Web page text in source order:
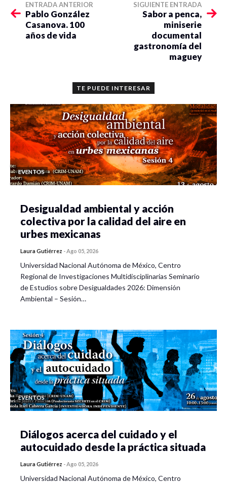
ENTRADA ANTERIOR
Pablo González
Casanova. 100
años de vida
SIGUIENTE ENTRADA
Sabor a penca,
miniserie
documental
gastronomía del
maguey
TE PUEDE INTERESAR
EVENTOS
Desigualdad ambiental y acción
colectiva por la calidad del aire en
urbes mexicanas
Laura Gutiérrez -Ago 05, 2026
Universidad Nacional Autónoma de México, Centro
Regional de Investigaciones Multidisciplinarias Seminario
de Estudios sobre Desigualdades 2026: Dimensión
Ambiental – Sesión…
EVENTOS
Diálogos acerca del cuidado y el
autocuidado desde la práctica situada
Laura Gutiérrez -Ago 05, 2026
Universidad Nacional Autónoma de México, Centro